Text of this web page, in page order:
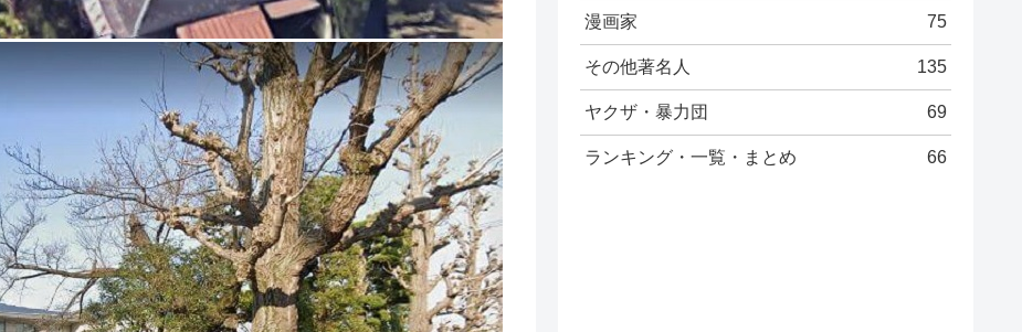
漫画家 75
その他著名人 135
ヤクザ・暴力団 69
ランキング・一覧・まとめ 66